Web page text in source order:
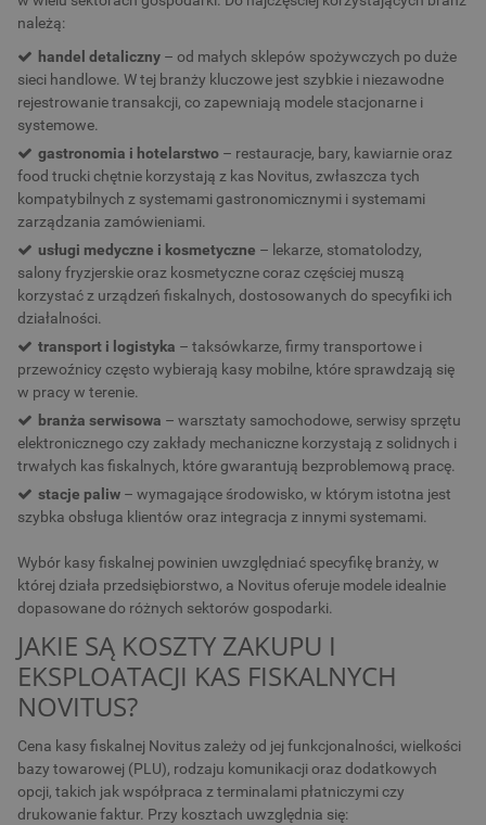
należą:
handel detaliczny – od małych sklepów spożywczych po duże
sieci handlowe. W tej branży kluczowe jest szybkie i niezawodne
rejestrowanie transakcji, co zapewniają modele stacjonarne i
systemowe.
gastronomia i hotelarstwo – restauracje, bary, kawiarnie oraz
food trucki chętnie korzystają z kas Novitus, zwłaszcza tych
kompatybilnych z systemami gastronomicznymi i systemami
zarządzania zamówieniami.
usługi medyczne i kosmetyczne – lekarze, stomatolodzy,
salony fryzjerskie oraz kosmetyczne coraz częściej muszą
korzystać z urządzeń fiskalnych, dostosowanych do specyfiki ich
działalności.
transport i logistyka – taksówkarze, firmy transportowe i
przewoźnicy często wybierają kasy mobilne, które sprawdzają się
w pracy w terenie.
branża serwisowa – warsztaty samochodowe, serwisy sprzętu
elektronicznego czy zakłady mechaniczne korzystają z solidnych i
trwałych kas fiskalnych, które gwarantują bezproblemową pracę.
stacje paliw – wymagające środowisko, w którym istotna jest
szybka obsługa klientów oraz integracja z innymi systemami.
Wybór kasy fiskalnej powinien uwzględniać specyfikę branży, w
której działa przedsiębiorstwo, a Novitus oferuje modele idealnie
dopasowane do różnych sektorów gospodarki.
JAKIE SĄ KOSZTY ZAKUPU I
EKSPLOATACJI KAS FISKALNYCH
NOVITUS?
Cena kasy fiskalnej Novitus zależy od jej funkcjonalności, wielkości
bazy towarowej (PLU), rodzaju komunikacji oraz dodatkowych
opcji, takich jak współpraca z terminalami płatniczymi czy
drukowanie faktur. Przy kosztach uwzględnia się: